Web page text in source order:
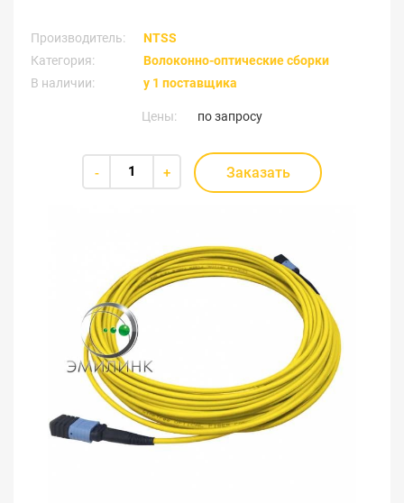
Производитель:
NTSS
Категория:
Волоконно-оптические сборки
В наличии:
у 1 поставщика
Цены: по запросу
- + Заказать